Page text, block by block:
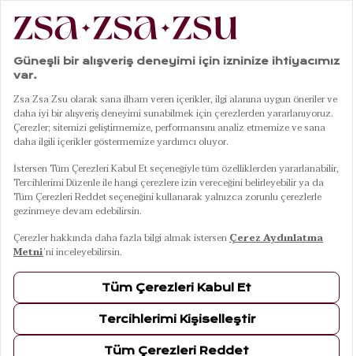
Anasayfa|Giyim| Plaj Giyim|Bikini|Daphne Bikini Altı 23x21 Cm Lacivert
Daphne Bikini Altı 23x21 Cm Lacivert
11 Ağustos Salı Kargoda
Renkler LACİVERT
Beden